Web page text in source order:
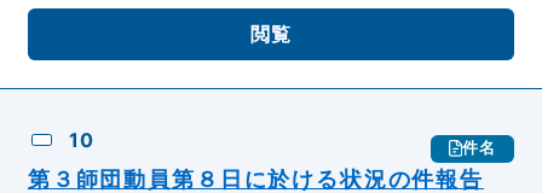
閲覧
10 件名
第３師団動員第８日に於ける状況の件報告